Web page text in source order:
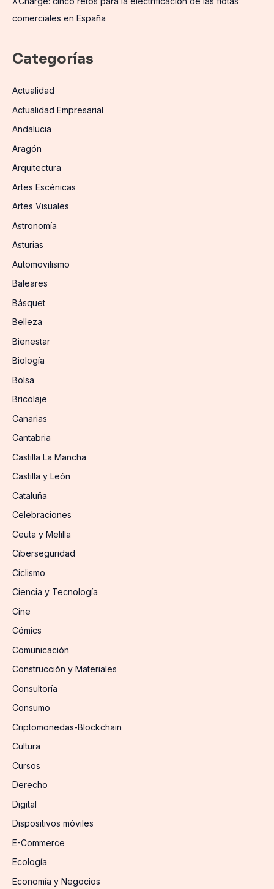
comerciales en España
Categorías
Actualidad
Actualidad Empresarial
Andalucia
Aragón
Arquitectura
Artes Escénicas
Artes Visuales
Astronomía
Asturias
Automovilismo
Baleares
Básquet
Belleza
Bienestar
Biología
Bolsa
Bricolaje
Canarias
Cantabria
Castilla La Mancha
Castilla y León
Cataluña
Celebraciones
Ceuta y Melilla
Ciberseguridad
Ciclismo
Ciencia y Tecnología
Cine
Cómics
Comunicación
Construcción y Materiales
Consultoría
Consumo
Criptomonedas-Blockchain
Cultura
Cursos
Derecho
Digital
Dispositivos móviles
E-Commerce
Ecología
Economía y Negocios